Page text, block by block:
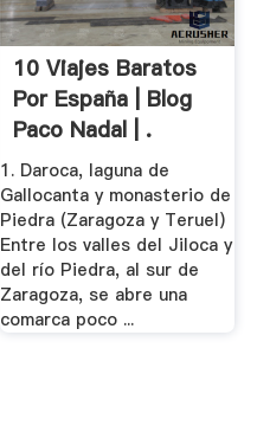
10 Viajes Baratos
Por España | Blog
Paco Nadal | .
1. Daroca, laguna de
Gallocanta y monasterio de
Piedra (Zaragoza y Teruel)
Entre los valles del Jiloca y
del río Piedra, al sur de
Zaragoza, se abre una
comarca poco ...